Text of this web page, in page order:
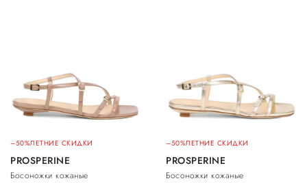
–50%ЛЕТНИЕ СКИДКИ
PROSPERINE
Босоножки кожаные
–50%ЛЕТНИЕ СКИДКИ
PROSPERINE
Босоножки кожаные